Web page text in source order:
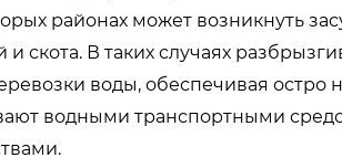
районах может возникнуть
и скота. В таких случаях
воды, обеспечивая остро
водными транспортными